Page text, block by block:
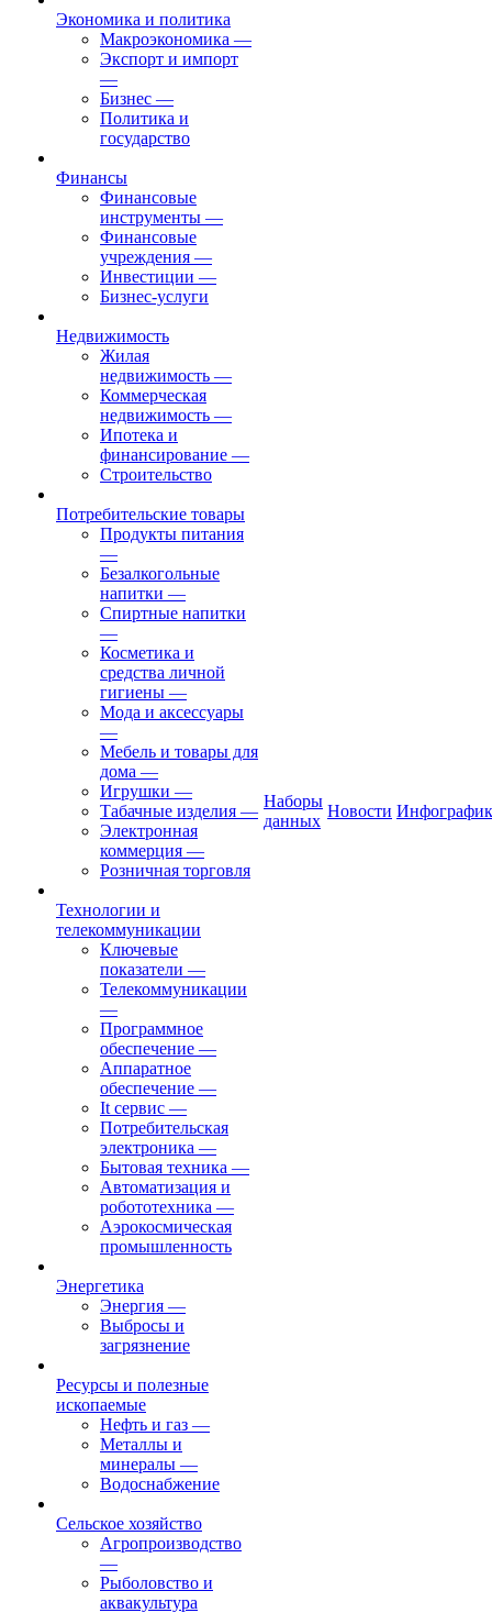
Экономика и политика
Макроэкономика —
Экспорт и импорт
—
Бизнес —
Политика и
государство
Финансы
Финансовые
инструменты —
Финансовые
учреждения —
Инвестиции —
Бизнес-услуги
Недвижимость
Жилая
недвижимость —
Коммерческая
недвижимость —
Ипотека и
финансирование —
Строительство
Потребительские товары
Продукты питания
—
Безалкогольные
напитки —
Спиртные напитки
—
Косметика и
средства личной
гигиены —
Мода и аксессуары
—
Мебель и товары для
дома —
Игрушки —
Табачные изделия —
Электронная
коммерция —
Розничная торговля
Технологии и
телекоммуникации
Ключевые
показатели —
Телекоммуникации
—
Программное
обеспечение —
Аппаратное
обеспечение —
It сервис —
Потребительская
электроника —
Бытовая техника —
Автоматизация и
робототехника —
Аэрокосмическая
промышленность
Энергетика
Энергия —
Выбросы и
загрязнение
Ресурсы и полезные
ископаемые
Нефть и газ —
Металлы и
минералы —
Водоснабжение
Сельское хозяйство
Агропроизводство
—
Рыболовство и
аквакультура
Наборы
данных
Новости